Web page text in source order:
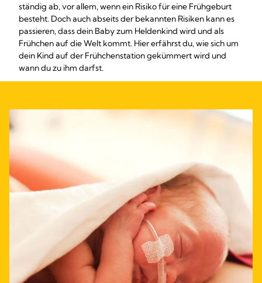
ständig ab, vor allem, wenn ein Risiko für eine Frühgeburt
besteht. Doch auch abseits der bekannten Risiken kann es
passieren, dass dein Baby zum Heldenkind wird und als
Frühchen auf die Welt kommt. Hier erfährst du, wie sich um
dein Kind auf der Frühchenstation gekümmert wird und
wann du zu ihm darfst.